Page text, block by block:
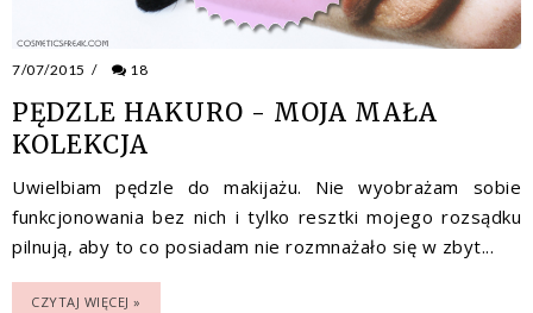
7/07/2015 / 18
PĘDZLE HAKURO - MOJA MAŁA
KOLEKCJA
Uwielbiam pędzle do makijażu. Nie wyobrażam sobie
funkcjonowania bez nich i tylko resztki mojego rozsądku
pilnują, aby to co posiadam nie rozmnażało się w zbyt...
CZYTAJ WIĘCEJ »